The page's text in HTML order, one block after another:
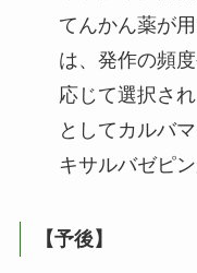
てんかん薬が
は、発作の頻
応じて選択さ
としてカルバ
キサルバゼピ
【予後】